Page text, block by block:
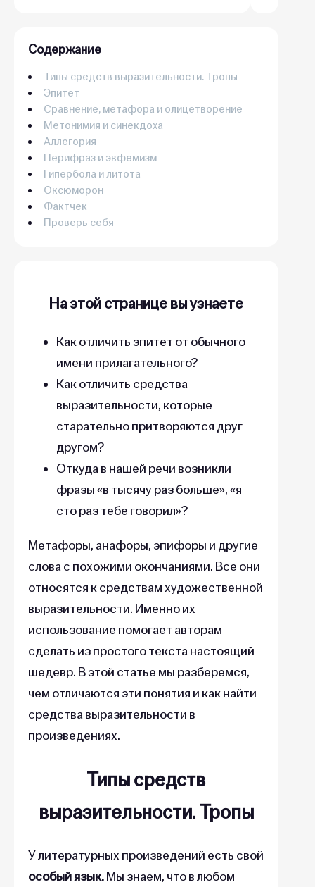
Содержание
Типы средств выразительности. Тропы
Эпитет
Сравнение, метафора и олицетворение
Метонимия и синекдоха
Аллегория
Перифраз и эвфемизм
Гипербола и литота
Оксюморон
Фактчек
Проверь себя
На этой странице вы узнаете
Как отличить эпитет от обычного
имени прилагательного?
Как отличить средства
выразительности, которые
старательно притворяются друг
другом?
Откуда в нашей речи возникли
фразы «в тысячу раз больше», «я
сто раз тебе говорил»?
Метафоры, анафоры, эпифоры и другие
слова с похожими окончаниями. Все они
относятся к средствам художественной
выразительности. Именно их
использование помогает авторам
сделать из простого текста настоящий
шедевр. В этой статье мы разберемся,
чем отличаются эти понятия и как найти
средства выразительности в
произведениях.
Типы средств
выразительности.Тропы
У литературных произведений есть свой
особый язык.Мы знаем, что в любом